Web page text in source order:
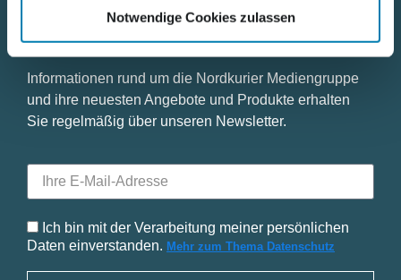
Notwendige Cookies zulassen
Bleiben Sie mit uns in Kontakt
Informationen rund um die Nordkurier Mediengruppe
und ihre neuesten Angebote und Produkte erhalten
Sie regelmäßig über unseren Newsletter.
Ich bin mit der Verarbeitung meiner persönlichen
Daten einverstanden. Mehr zum Thema Datenschutz